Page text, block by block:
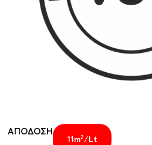
ΑΠΟΔΟΣΗ
11m2/Lt